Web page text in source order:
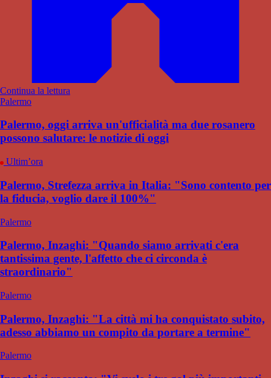
Continua la lettura
Palermo
Palermo, oggi arriva un'ufficialità ma due rosanero
possono salutare: le notizie di oggi
Ultim’ora
Palermo, Strefezza arriva in Italia: "Sono contento per
la fiducia, voglio dare il 100%"
Palermo
Palermo, Inzaghi: "Quando siamo arrivati c'era
tantissima gente, l'affetto che ci circonda è
straordinario"
Palermo
Palermo, Inzaghi: "La città mi ha conquistato subito,
adesso abbiamo un compito da portare a termine"
Palermo